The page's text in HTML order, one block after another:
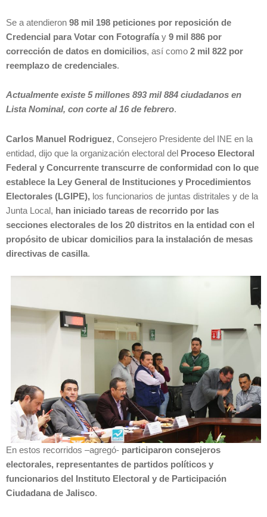
Se a atendieron 98 mil 198 peticiones por reposición de
Credencial para Votar con Fotografía y 9 mil 886 por
corrección de datos en domicilios, así como 2 mil 822 por
reemplazo de credenciales.
Actualmente existe 5 millones 893 mil 884 ciudadanos en
Lista Nominal, con corte al 16 de febrero.
Carlos Manuel Rodriguez, Consejero Presidente del INE en la
entidad, dijo que la organización electoral del
Proceso Electoral
Federal y Concurrente transcurre de conformidad con lo que
establece la Ley General de Instituciones y Procedimientos
Electorales (LGIPE), los funcionarios de juntas distritales y de la
Junta Local, han iniciado tareas de recorrido por las
secciones electorales de los 20 distritos en la entidad con el
propósito de ubicar domicilios para la instalación de mesas
directivas de casilla.
En estos recorridos –agregó- participaron consejeros
electorales, representantes de partidos políticos y
funcionarios del Instituto Electoral y de Participación
Ciudadana de Jalisco.